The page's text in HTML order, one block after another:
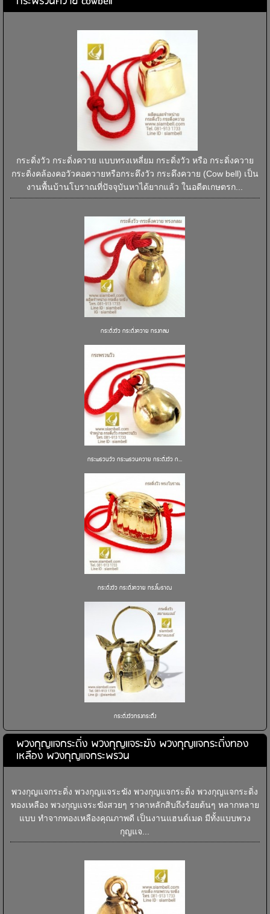
กระดิ่งวัว กระดิ่งควาย แบบทรงเหลี่ยม กระดิ่งวัว หรือ กระดิ่งควาย
กระดิ่งคล้องคอวัวคอควายหรือกระดึงวัว กระดึงควาย (Cow bell) เป็น
งานพื้นบ้านโบราณที่ปัจจุบันหาได้ยากแล้ว ในอดีตเกษตรก...
กระดิ่งวัว กระดิ่งควาย ทรงกลม
กระพรวนวัว กระพรวนควาย กระดิ่งวัว ก...
กระดิ่งวัว กระดิ่งควาย ทรงโบราณ
กระดิ่งวัวทรงกระดึง
พวงกุญแจกระดิ่ง พวงกุญแจระฆัง พวงกุญแจกระดิ่งทอง
เหลือง พวงกุญแจกระพรวน
พวงกุญแจกระดิ่ง พวงกุญแจระฆัง พวงกุญแจกระดิ่ง พวงกุญแจกระดิ่ง
ทองเหลือง พวงกุญแจระฆังสวยๆ ราคาหลักสิบถึงร้อยต้นๆ หลากหลาย
แบบ ทำจากทองเหลืองคุณภาพดี เป็นงานแฮนด์เมด มีทั้งแบบพวง
กุญแจ...